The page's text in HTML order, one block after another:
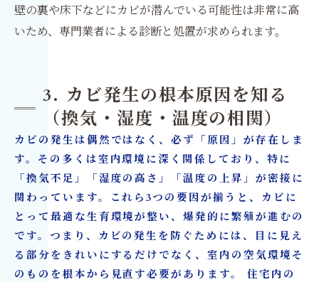
壁の裏や床下などにカビが潜んでいる可能性は非常に高
いため、専門業者による診断と処置が求められます。
3. カビ発生の根本原因を知る
（換気・湿度・温度の相関）
カビの発生は偶然ではなく、必ず「原因」が存在しま
す。その多くは室内環境に深く関係しており、特に
「換気不足」「湿度の高さ」「温度の上昇」が密接に
関わっています。これら3つの要因が揃うと、カビに
とって最適な生育環境が整い、爆発的に繁殖が進むの
です。つまり、カビの発生を防ぐためには、目に見え
る部分をきれいにするだけでなく、室内の空気環境そ
のものを根本から見直す必要があります。 住宅内の